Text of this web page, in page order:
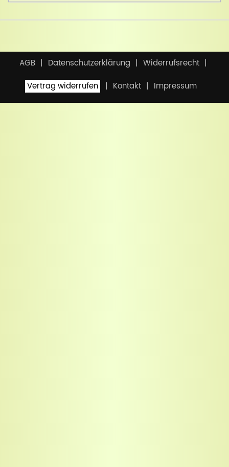
AGB Datenschutzerklärung
Widerrufsrecht
Vertrag widerrufen
Kontakt Impressum